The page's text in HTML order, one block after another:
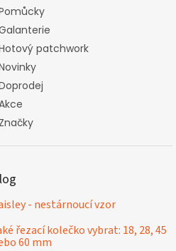
patchwork
Značky
- nestárnoucí vzor
řezací kolečko vybrat: 18, 28, 45
60 mm